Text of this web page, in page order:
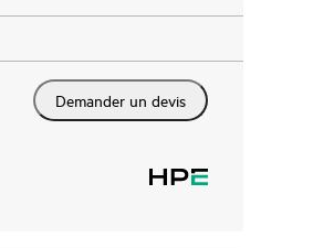
Demander un devis